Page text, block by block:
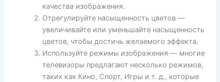
качества изображения.
Отрегулируйте насыщенность цветов —
увеличивайте или уменьшайте насыщенность
цветов, чтобы достичь желаемого эффекта.
Используйте режимы изображения — многие
телевизоры предлагают несколько режимов,
таких как Кино, Спорт, Игры и т. д., которые